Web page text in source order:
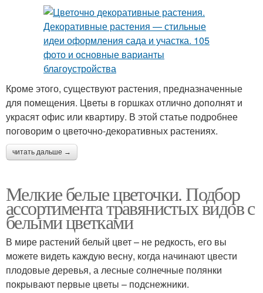
Кроме этого, существуют растения, предназначенные
для помещения. Цветы в горшках отлично дополнят и
украсят офис или квартиру. В этой статье подробнее
поговорим о цветочно-декоративных растениях.
читать дальше →
Мелкие белые цветочки. Подбор
ассортимента травянистых видов с
белыми цветками
В мире растений белый цвет – не редкость, его вы
можете видеть каждую весну, когда начинают цвести
плодовые деревья, а лесные солнечные полянки
покрывают первые цветы – подснежники.